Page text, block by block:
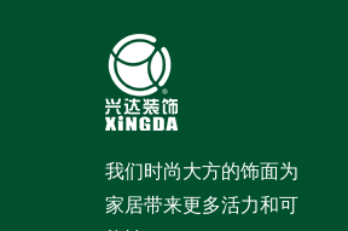
我们时尚大方的饰面为
家居带来更多活力和可